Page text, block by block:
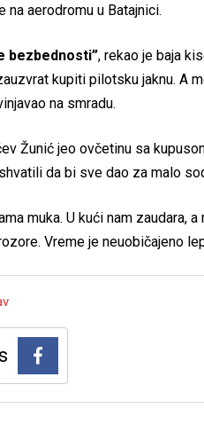
na aerodromu u Batajnici.
bezbednosti”, rekao je baja
kupiti pilotsku jaknu. A
na smradu.
Žunić jeo ovčetinu sa
da bi sve dao za malo
muka. U kući nam
Vreme je neuobičajeno